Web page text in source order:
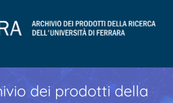
dei prodotti della